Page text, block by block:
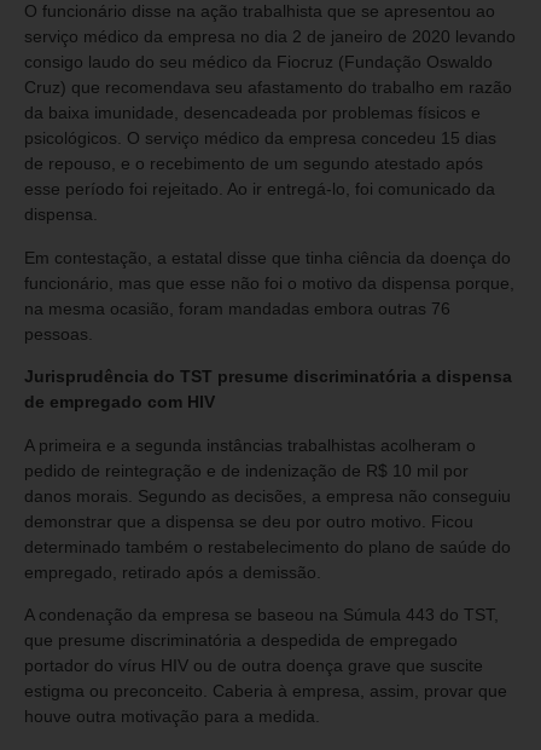
O funcionário disse na ação trabalhista que se apresentou ao
serviço médico da empresa no dia 2 de janeiro de 2020 levando
consigo laudo do seu médico da Fiocruz (Fundação Oswaldo
Cruz) que recomendava seu afastamento do trabalho em razão
da baixa imunidade, desencadeada por problemas físicos e
psicológicos. O serviço médico da empresa concedeu 15 dias
de repouso, e o recebimento de um segundo atestado após
esse período foi rejeitado. Ao ir entregá-lo, foi comunicado da
dispensa.
Em contestação, a estatal disse que tinha ciência da doença do
funcionário, mas que esse não foi o motivo da dispensa porque,
na mesma ocasião, foram mandadas embora outras 76
pessoas.
Jurisprudência do TST presume discriminatória a dispensa
de empregado com HIV
A primeira e a segunda instâncias trabalhistas acolheram o
pedido de reintegração e de indenização de R$ 10 mil por
danos morais. Segundo as decisões, a empresa não conseguiu
demonstrar que a dispensa se deu por outro motivo. Ficou
determinado também o restabelecimento do plano de saúde do
empregado, retirado após a demissão.
A condenação da empresa se baseou na Súmula 443 do TST,
que presume discriminatória a despedida de empregado
portador do vírus HIV ou de outra doença grave que suscite
estigma ou preconceito. Caberia à empresa, assim, provar que
houve outra motivação para a medida.